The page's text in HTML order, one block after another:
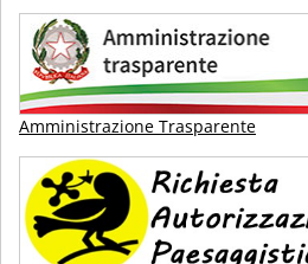
Amministrazione Trasparente